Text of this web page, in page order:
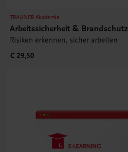
TRAUNER Akademie
Arbeitssicherheit & Brandschutz
Risiken erkennen, sicher arbeiten
€ 29,50